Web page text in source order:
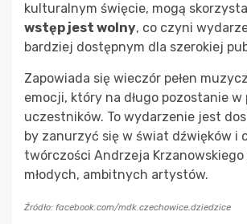
kulturalnym święcie, mogą
wstęp jest wolny, co czyni
bardziej dostępnym dla szerokiej
Zapowiada się wieczór pełen
emocji, który na długo pozostanie w
uczestników. To wydarzenie jest
by zanurzyć się w świat dźwięków i
twórczości Andrzeja
młodych, ambitnych artystów.
Źródło: facebook.com/mdk.czechowice.dziedzice